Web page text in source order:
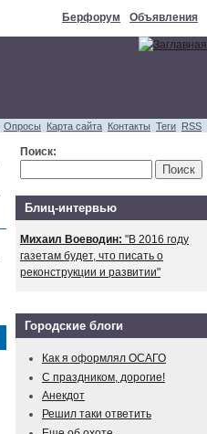
Берфорум Объявления
Опросы Карта сайта Контакты Теги RSS
Поиск:
Блиц-интервью
Михаил Воеводин: "В 2016 году
газетам будет, что писать о
реконструкции и развитии"
Городские блоги
Как я оформлял ОСАГО
С праздником, дорогие!
Анекдот
Решил таки ответить